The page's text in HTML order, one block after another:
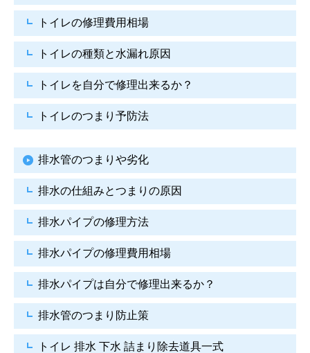
トイレの修理費用相場
トイレの種類と水漏れ原因
トイレを自分で修理出来るか？
トイレのつまり予防法
排水管のつまりや劣化
排水の仕組みとつまりの原因
排水パイプの修理方法
排水パイプの修理費用相場
排水パイプは自分で修理出来るか？
排水管のつまり防止策
トイレ 排水 下水 詰まり除去道具一式